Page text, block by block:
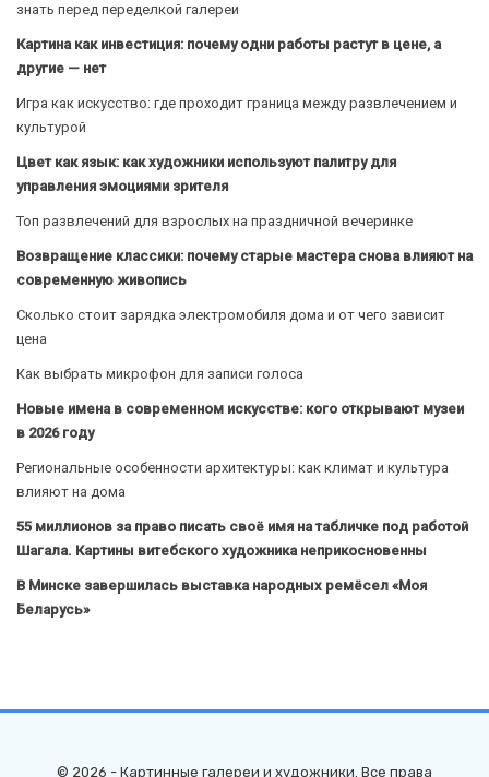
знать перед переделкой галереи
Картина как инвестиция: почему одни работы растут в цене, а
другие — нет
Игра как искусство: где проходит граница между развлечением и
культурой
Цвет как язык: как художники используют палитру для
управления эмоциями зрителя
Топ развлечений для взрослых на праздничной вечеринке
Возвращение классики: почему старые мастера снова влияют на
современную живопись
Сколько стоит зарядка электромобиля дома и от чего зависит
цена
Как выбрать микрофон для записи голоса
Новые имена в современном искусстве: кого открывают музеи
в 2026 году
Региональные особенности архитектуры: как климат и культура
влияют на дома
55 миллионов за право писать своё имя на табличке под работой
Шагала. Картины витебского художника неприкосновенны
В Минске завершилась выставка народных ремёсел «Моя
Беларусь»
© 2026 - Картинные галереи и художники. Все права